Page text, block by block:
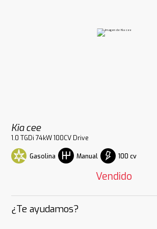
Kia cee
1.0 TGDi 74kW 100CV Drive
Gasolina Manual 100 cv
Vendido
¿Te ayudamos?